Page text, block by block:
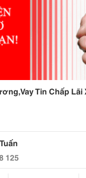
Tin Chấp Lãi
125